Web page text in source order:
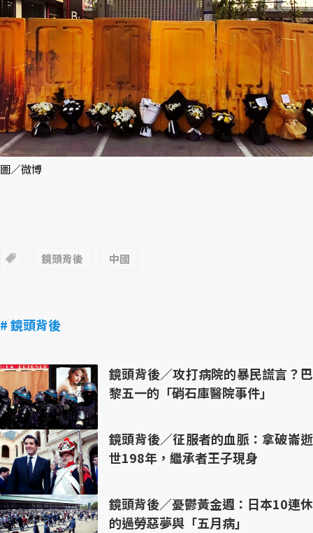
圖／微博
鏡頭背後 中國
# 鏡頭背後
鏡頭背後／攻打病院的暴民謊言？巴
黎五一的「硝石庫醫院事件」
鏡頭背後／征服者的血脈：拿破崙逝
世198年，繼承者王子現身
鏡頭背後／憂鬱黃金週：日本10連休
的過勞惡夢與「五月病」